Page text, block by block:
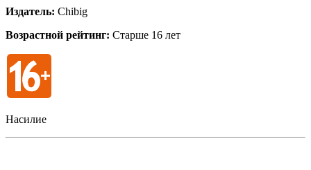
Издатель: Chibig
Возрастной рейтинг: Старше 16 лет
Насилие